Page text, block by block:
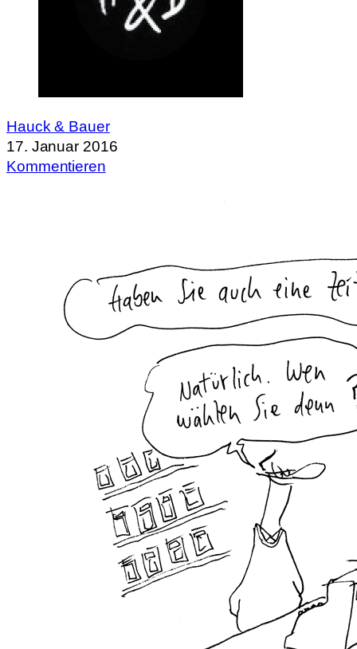
Hauck & Bauer
17. Januar 2016
Kommentieren